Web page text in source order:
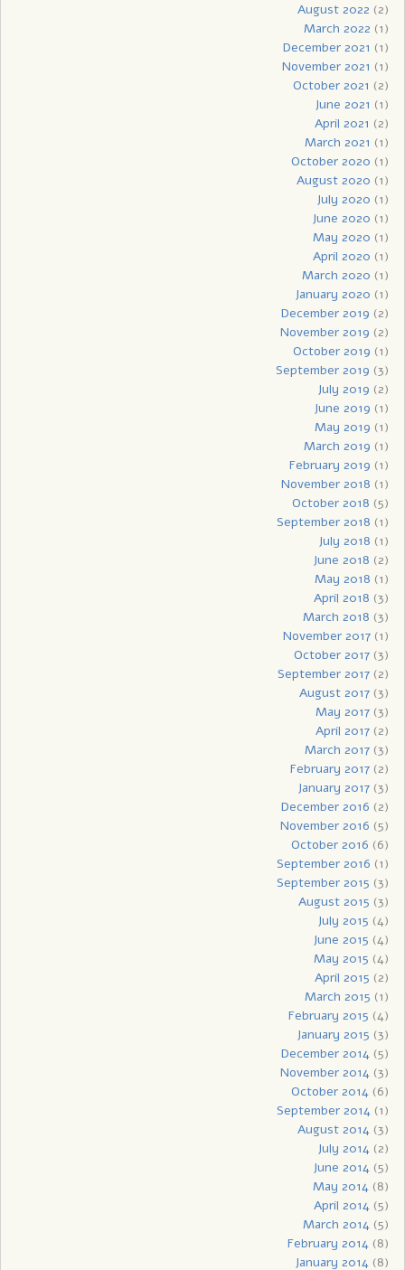
August 2022 (2)
March 2022 (1)
December 2021 (1)
November 2021 (1)
October 2021 (2)
June 2021 (1)
April 2021 (2)
March 2021 (1)
October 2020 (1)
August 2020 (1)
July 2020 (1)
June 2020 (1)
May 2020 (1)
April 2020 (1)
March 2020 (1)
January 2020 (1)
December 2019 (2)
November 2019 (2)
October 2019 (1)
September 2019 (3)
July 2019 (2)
June 2019 (1)
May 2019 (1)
March 2019 (1)
February 2019 (1)
November 2018 (1)
October 2018 (5)
September 2018 (1)
July 2018 (1)
June 2018 (2)
May 2018 (1)
April 2018 (3)
March 2018 (3)
November 2017(1)
October 2017(3)
September 2017(2)
August 2017(3)
May 2017(3)
April 2017(2)
March 2017(3)
February 2017(2)
January 2017(3)
December 2016 (2)
November 2016 (5)
October 2016 (6)
September 2016 (1)
September 2015 (3)
August 2015 (3)
July 2015 (4)
June 2015 (4)
May 2015 (4)
April 2015 (2)
March 2015 (1)
February 2015 (4)
January 2015 (3)
December 2014(5)
November 2014(3)
October 2014(6)
September 2014(1)
August 2014(3)
July 2014(2)
June 2014(5)
May 2014(8)
April 2014(5)
March 2014(5)
February 2014(8)
January 2014(8)